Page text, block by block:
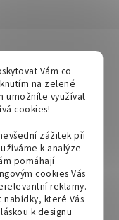
Vám co
na zelené
umožníte využívat
cookies!
zážitek při
k analýze
pomáhají
cookies Vás
reklamy.
které Vás
k designu
bílé barvy světla.
a tudíž i velmi